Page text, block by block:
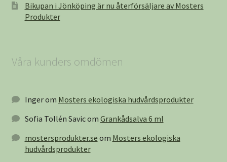
Bikupan i Jönköping är nu återförsäljare av Mosters
Produkter
Våra kunders omdömen
Ingerom Mosters ekologiska hudvårdsprodukter
Sofia Tollén Savicom Grankådsalva 6 ml
mostersprodukter.se om Mosters ekologiska
hudvårdsprodukter